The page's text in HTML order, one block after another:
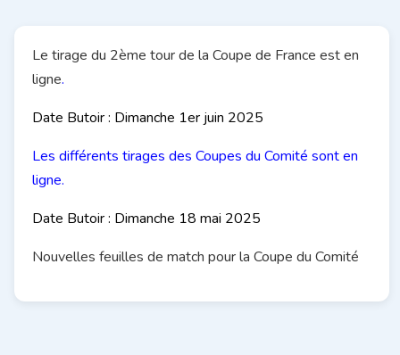
Le tirage du 2ème tour de la Coupe de France est en
ligne.
Date Butoir : Dimanche 1er juin 2025
Les différents tirages des Coupes du Comité sont en
ligne.
Date Butoir : Dimanche 18 mai 2025
Nouvelles feuilles de match pour la Coupe du Comité